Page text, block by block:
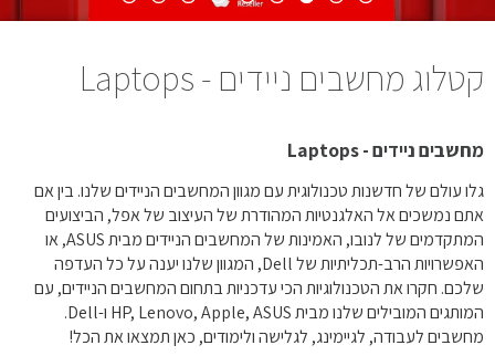
קטלוג מחשבים ניידים - Laptops
מחשבים ניידים - Laptops
גלו עולם של חדשנות טכנולוגית עם מגוון המחשבים הניידים שלנו. בין אם
אתם נמשכים אל האלגנטיות המהודרת של העיצוב של אפל, הביצועים
המתקדמים של לנובו, האמינות של המחשבים הניידים מבית ASUS, או
האפשרויות הרב-תכליתיות של Dell, המגוון שלנו יענה על כל העדפה
שלכם. חקרו את הטכנולוגיות הכי עדכניות בתחום המחשבים הניידים, עם
המותגים המובילים שלנו מבית HP, Lenovo, Apple, ASUS ו-Dell.
מחשבים לעבודה, לגיימינג, לגלישה ולימודים, כאן תמצאו את הכל!